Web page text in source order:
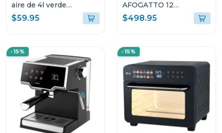
aire de 4l verde
frw4058gg
$59.95
AFOGATTO 12
ESPRESSO Y
CAPUCCINO CON
INTEGRADO
$498.95
-15% -15%